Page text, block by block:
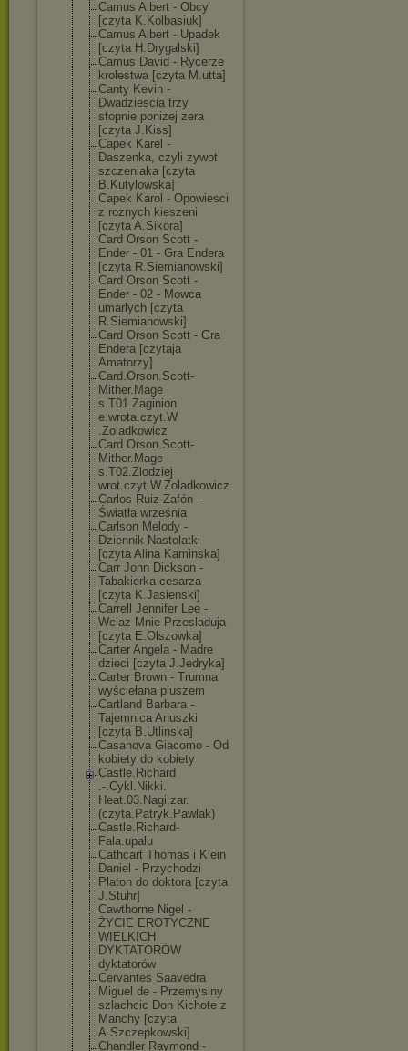
Camus Albert - Obcy
[czyta K.Kolbasiuk]
Camus Albert - Upadek
[czyta H.Drygalski]
Camus David - Rycerze
krolestwa [czyta M.utta]
Canty Kevin -
Dwadziescia trzy
stopnie ponizej zera
[czyta J.Kiss]
Capek Karel -
Daszenka, czyli zywot
szczeniaka [czyta
B.Kutylowska]
Capek Karol - Opowiesci
z roznych kieszeni
[czyta A.Sikora]
Card Orson Scott -
Ender - 01 - Gra Endera
[czyta R.Siemianowski]
Card Orson Scott -
Ender - 02 - Mowca
umarlych [czyta
R.Siemianowski]
Card Orson Scott - Gra
Endera [czytaja
Amatorzy]
Card.Orson.Scott-
Mither.Mage
s.T01.Zaginion
e.wrota.czyt.W
.Zoladkowicz
Card.Orson.Scott-
Mither.Mage
s.T02.Zlodziej
wrot.czyt.W.Zo ladkowicz
Carlos Ruiz Zafón -
Światła września
Carlson Melody -
Dziennik Nastolatki
[czyta Alina Kaminska]
Carr John Dickson -
Tabakierka cesarza
[czyta K.Jasienski]
Carrell Jennifer Lee -
Wciaz Mnie Przesladuja
[czyta E.Olszowka]
Carter Angela - Madre
dzieci [czyta J.Jedryka]
Carter Brown - Trumna
wyściełana pluszem
Cartland Barbara -
Tajemnica Anuszki
[czyta B.Utlinska]
Casanova Giacomo - Od
kobiety do kobiety
Castle.Richard
.-.Cykl.Nikki.
Heat.03.Nagi.zar.
(czyta.Patryk.Pawlak)
Castle.Richard-
Fala.upalu
Cathcart Thomas i Klein
Daniel - Przychodzi
Platon do doktora [czyta
J.Stuhr]
Cawthorne Nigel -
ŻYCIE EROTYCZNE
WIELKICH
DYKTATORÓW
dyktatorów
Cervantes Saavedra
Miguel de - Przemyslny
szlachcic Don Kichote z
Manchy [czyta
A.Szczepkowski]
Chandler Raymond -